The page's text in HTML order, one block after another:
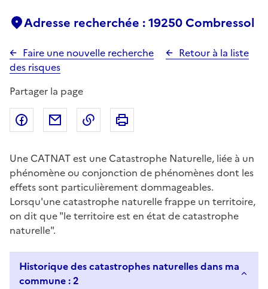
Adresse recherchée : 19250 Combressol
Faire une nouvelle recherche
Retour à la liste
des risques
Partager la page
Partager sur Facebook
Partager par emailCopier dans le presse-papier
Une CATNAT est une Catastrophe Naturelle, liée à un
phénomène ou conjonction de phénomènes dont les
effets sont particulièrement dommageables.
Lorsqu'une catastrophe naturelle frappe un territoire,
on dit que "le territoire est en état de catastrophe
naturelle".
Historique des catastrophes naturelles dans ma
commune : 2